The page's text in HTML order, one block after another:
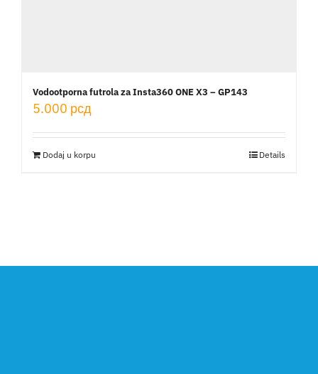
Vodootporna futrola za Insta360 ONE X3 – GP143
5.000 рсд
Dodaj u korpu Details